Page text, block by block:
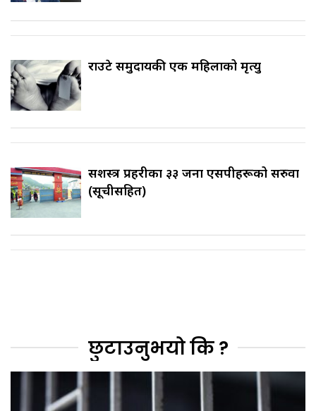
राउटे समुदायकी एक महिलाको मृत्यु
सशस्त्र प्रहरीका ३३ जना एसपीहरूको सरुवा
(सूचीसहित)
छुटाउनुभयो कि ?